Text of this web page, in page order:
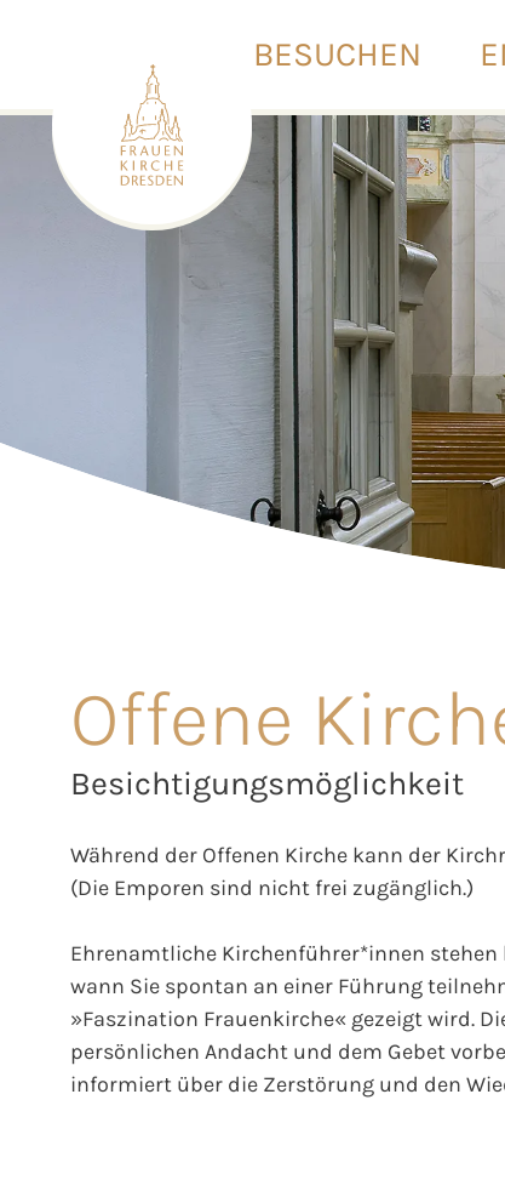
BESUCHEN
Offene
Besichtigungsmöglichkeit
Während der Offenen Kirche kann der
(Die Emporen sind nicht frei zugänglich.)
Ehrenamtliche Kirchenführer*innen stehen
wann Sie spontan an einer Führung
»Faszination Frauenkirche« gezeigt wird.
persönlichen Andacht und dem Gebet
informiert über die Zerstörung und den